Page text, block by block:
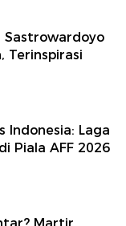
Sastrowardoyo
Terinspirasi
Indonesia: Laga
Piala AFF 2026